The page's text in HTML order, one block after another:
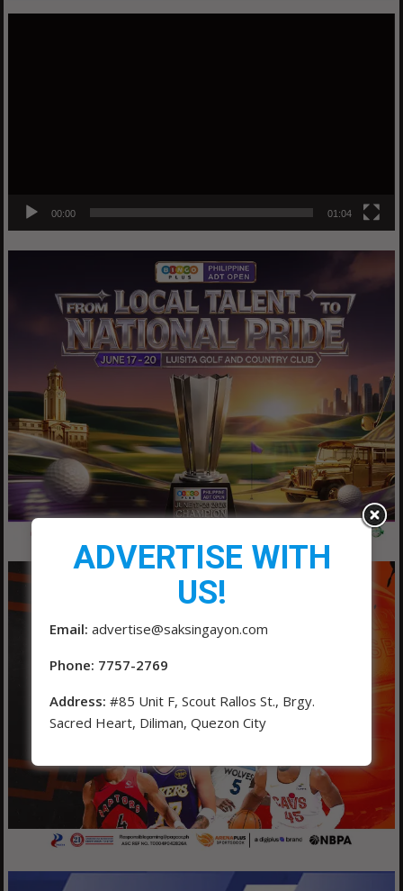
00:00 01:04
ADVERTISE WITH
US!
Email: advertise@saksingayon.com
Phone: 7757-2769
Address: #85 Unit F, Scout Rallos St., Brgy.
Sacred Heart, Diliman, Quezon City